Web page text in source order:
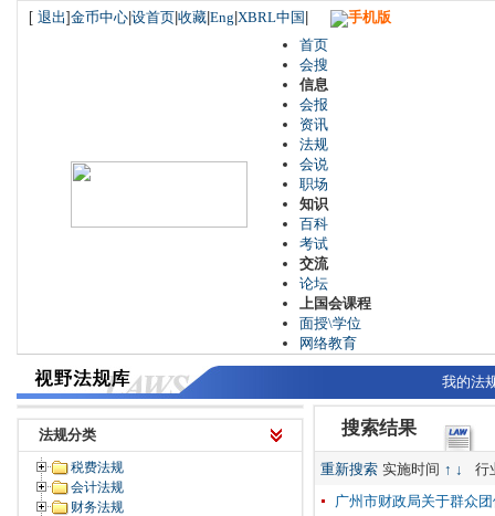
[ 退出]金币中心 设首页 收藏 Eng XBRL中国
手机版
首页
会搜
信息
会报
资讯
法规
会说
职场
知识
百科
考试
交流
论坛
上国会课程
面授\学位
网络教育
我的法
法规分类
税费法规
会计法规
财务法规
搜索结果
重新搜索 实施时间 ↑ ↓
行
广州市财政局关于群众